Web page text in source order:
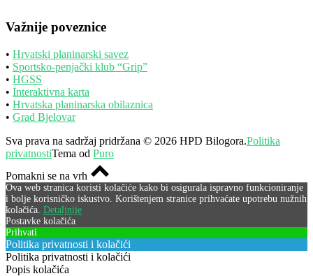
Važnije poveznice
• Hrvatski planinarski savez
• Sportsko-penjački klub “Grip”
• HGSS
• Interaktivna karta
• Hrvatska planinarska obilaznica
• Grad Bjelovar
Sva prava na sadržaj pridržana © 2026 HPD Bilogora.Politika
privatnostiTema od Puro
Pomakni se na vrh
Ova web stranica koristi kolačiće kako bi osigurala ispravno funkcioniranje
i bolje korisničko iskustvo. Korištenjem stranice prihvaćate upotrebu nužnih
kolačića. Detaljnije
Postavke kolačića
Prihvati
Politika privatnosti i kolačići
Politika privatnosti i kolačići
Popis kolačića